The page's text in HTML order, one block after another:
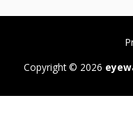
Copyright © 2026